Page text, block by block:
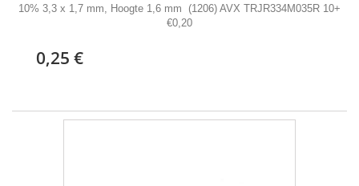
10% 3,3 x 1,7 mm, Hoogte 1,6 mm (1206) AVX TRJR334M035R 10+
€0,20
0,25 €